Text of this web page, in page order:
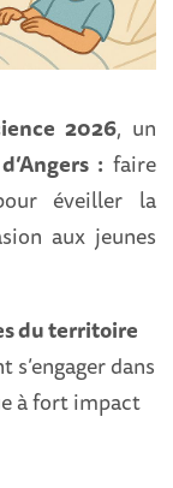
2026, un
: faire
éveiller la
aux jeunes
du territoire
s’engager dans
à fort impact